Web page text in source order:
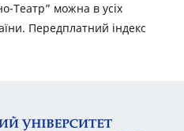
Театр” можна в усіх
Передплатний індекс